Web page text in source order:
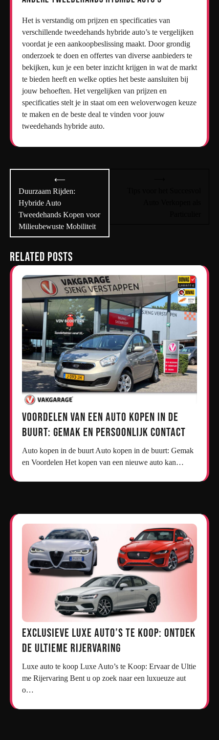
Het is verstandig om prijzen en specificaties van
verschillende tweedehands hybride auto’s te vergelijken
voordat je een aankoopbeslissing maakt. Door grondig
onderzoek te doen en offertes van diverse aanbieders te
bekijken, kun je een beter inzicht krijgen in wat de markt
te bieden heeft en welke opties het beste aansluiten bij
jouw behoeften. Het vergelijken van prijzen en
specificaties stelt je in staat om een weloverwogen keuze
te maken en de beste deal te vinden voor jouw
tweedehands hybride auto.
navigatie
⟵
Duurzaam Rijden:
Hybride Auto
Tweedehands Kopen voor
Milieubewuste Mobiliteit
Related Posts
Voordelen van een Auto Kopen in de
Buurt: Gemak en Persoonlijk Contact
Auto kopen in de buurt Auto kopen in de buurt: Gemak
en Voordelen Het kopen van een nieuwe auto kan…
Exclusieve Luxe Auto’s te Koop: Ontdek
de Ultieme Rijervaring
Luxe auto te koop Luxe Auto’s te Koop: Ervaar de Ultie
me Rijervaring Bent u op zoek naar een luxueuze aut
o…